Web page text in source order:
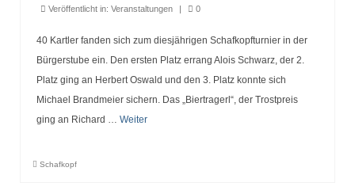
Veröffentlicht in: Veranstaltungen | 0
40 Kartler fanden sich zum diesjährigen Schafkopfturnier in der
Bürgerstube ein. Den ersten Platz errang Alois Schwarz, der 2.
Platz ging an Herbert Oswald und den 3. Platz konnte sich
Michael Brandmeier sichern. Das „Biertragerl“, der Trostpreis
ging an Richard … Weiter
Schafkopf